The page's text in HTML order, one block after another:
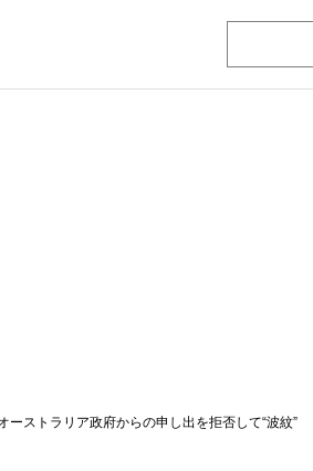
ストラリア政府からの申し出を拒否して“波紋”